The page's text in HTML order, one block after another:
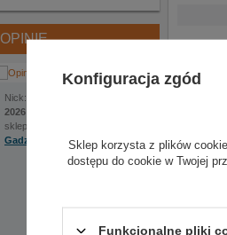
OPINIE
Nick:
2026 | 22:22
sklep internetowy:
Gadzetyrajdowe.pl
Na szczególną uwagę
rozwiązanie, które
Konfiguracja zgód
Sklep korzysta z plików
dostępu do cookie w Twojej
Funkcjonalne pliki